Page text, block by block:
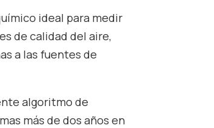
ideal para medir
de calidad del aire,
a las fuentes de
algoritmo de
más de dos años en